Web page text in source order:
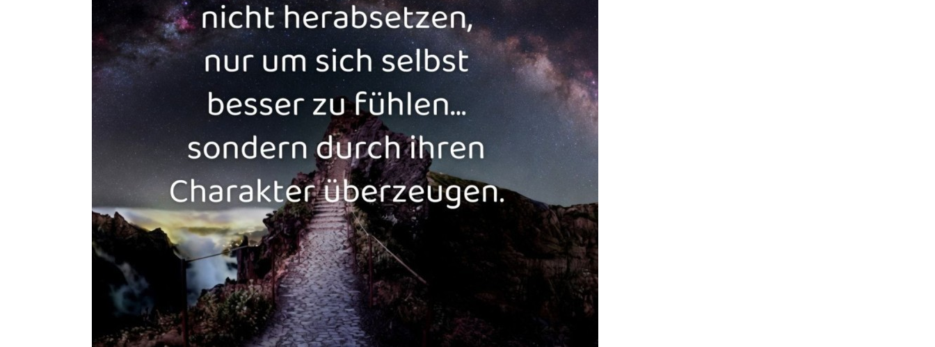
Architektur & Wohnen...
Anzeige
ABOUKI AM ENDE WIRD ALLES
GUT ...
Anzeige